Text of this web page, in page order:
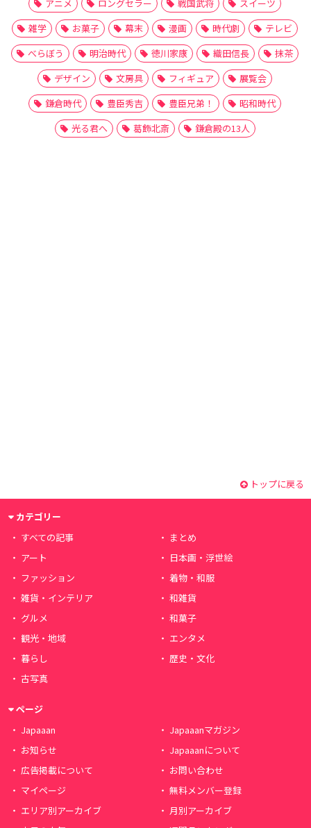
アニメ
ロングセラー 戦国武将
スイーツ
雑学
お菓子 幕末 漫画 時代劇
テレビ
べらぼう
明治時代 徳川家康 織田信長
抹茶
デザイン
文房具 フィギュア
展覧会
鎌倉時代
豊臣秀吉 豊臣兄弟！
昭和時代
光る君へ
葛飾北斎 鎌倉殿の13人
トップに戻る
カテゴリー
すべての記事
まとめ
アート
日本画・浮世絵
ファッション
着物・和服
雑貨・インテリア
和雑貨
グルメ
和菓子
観光・地域
エンタメ
暮らし
歴史・文化
古写真
ページ
Japaaan
Japaaanマガジン
お知らせ
Japaaanについて
広告掲載について
お問い合わせ
マイページ
無料メンバー登録
エリア別アーカイブ
月別アーカイブ